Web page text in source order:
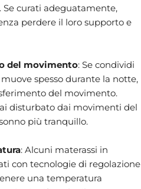
curati adeguatamente,
perdere il loro supporto e
del movimento: Se condividi
spesso durante la notte,
del movimento.
disturbato dai movimenti del
più tranquillo.
: Alcuni materassi in
con tecnologie di regolazione
una temperatura